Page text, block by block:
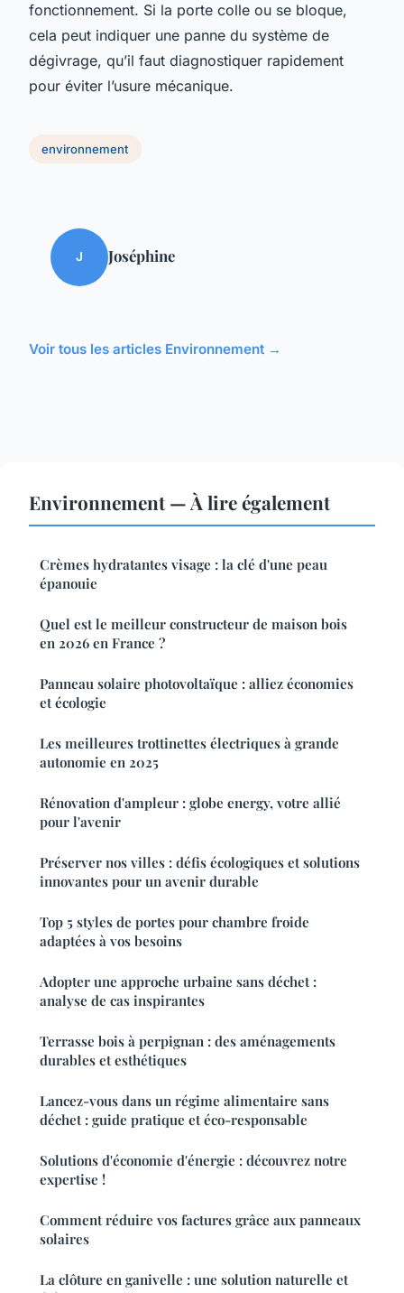
fonctionnement. Si la porte colle ou se bloque,
cela peut indiquer une panne du système de
dégivrage, qu’il faut diagnostiquer rapidement
pour éviter l’usure mécanique.
environnement
J Joséphine
Voir tous les articles Environnement →
Environnement — À lire également
Crèmes hydratantes visage : la clé d'une peau
épanouie
Quel est le meilleur constructeur de maison bois
en 2026 en France ?
Panneau solaire photovoltaïque : alliez économies
et écologie
Les meilleures trottinettes électriques à grande
autonomie en 2025
Rénovation d'ampleur : globe energy, votre allié
pour l'avenir
Préserver nos villes : défis écologiques et solutions
innovantes pour un avenir durable
Top 5 styles de portes pour chambre froide
adaptées à vos besoins
Adopter une approche urbaine sans déchet :
analyse de cas inspirantes
Terrasse bois à perpignan : des aménagements
durables et esthétiques
Lancez-vous dans un régime alimentaire sans
déchet : guide pratique et éco-responsable
Solutions d'économie d'énergie : découvrez notre
expertise !
Comment réduire vos factures grâce aux panneaux
solaires
La clôture en ganivelle : une solution naturelle et